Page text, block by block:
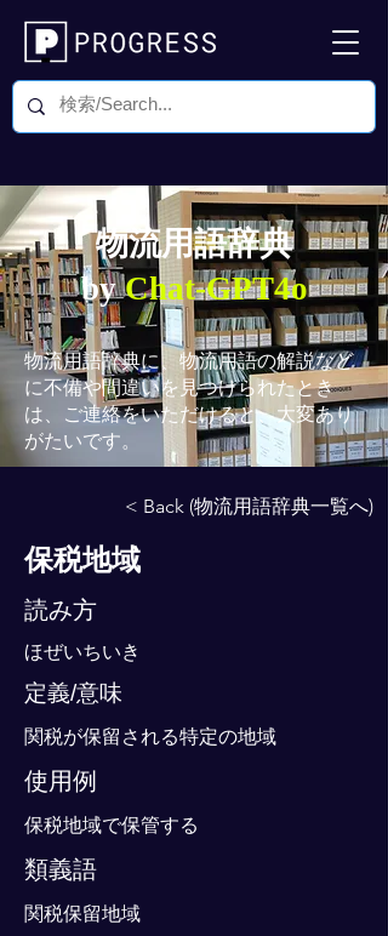
物流用語辞典
byChat-GPT4o
物流用語辞典に、物流用語の解説など
に不備や間違いを見つけられたとき
は、ご連絡をいただけると、大変あり
がたいです。
< Back (物流用語辞典一覧へ)
保税地域
読み方
ほぜいちいき
定義/意味
関税が保留される特定の地域
使用例
保税地域で保管する
類義語
関税保留地域